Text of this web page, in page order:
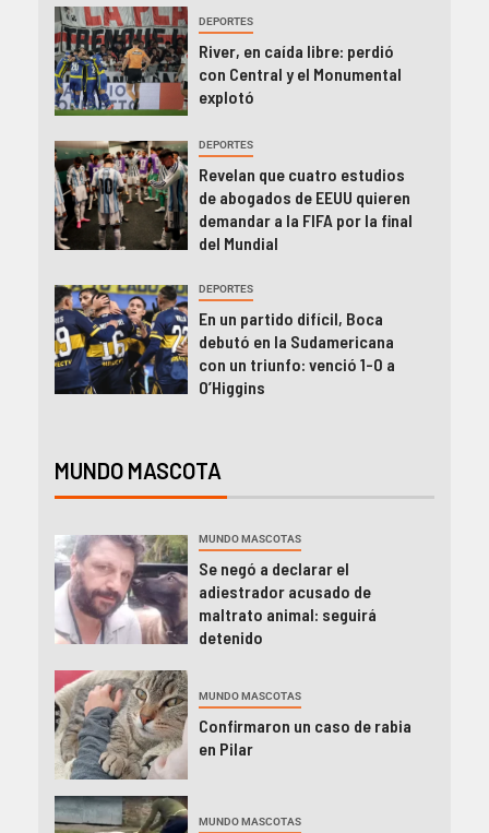
DEPORTES
River, en caída libre: perdió
con Central y el Monumental
explotó
DEPORTES
Revelan que cuatro estudios
de abogados de EEUU quieren
demandar a la FIFA por la final
del Mundial
DEPORTES
En un partido difícil, Boca
debutó en la Sudamericana
con un triunfo: venció 1-0 a
O’Higgins
MUNDO MASCOTA
MUNDO MASCOTAS
Se negó a declarar el
adiestrador acusado de
maltrato animal: seguirá
detenido
MUNDO MASCOTAS
Confirmaron un caso de rabia
en Pilar
MUNDO MASCOTAS